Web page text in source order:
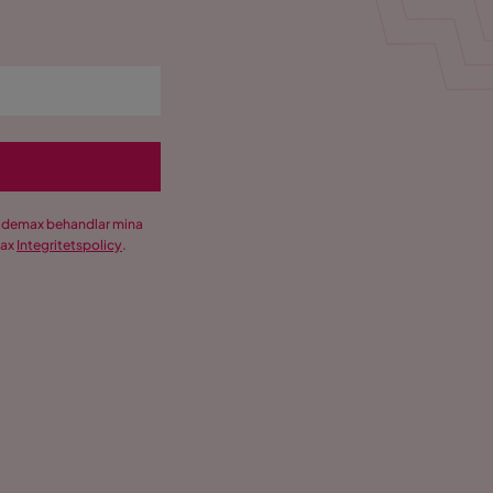
behandlar mina
Integritetspolicy.